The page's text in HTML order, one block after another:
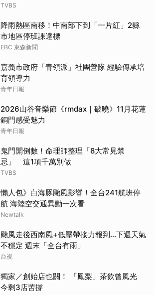
TVBS
降雨熱區南移！中南部下到「一片紅」2縣
市地區停班課達標
EBC 東森新聞
嘉義市政府「青領派」社團營隊 經驗傳承培
育領導力
青年日報
2026山谷音樂節《rmdax｜破曉》11月花蓮
銅門感受魅力
青年日報
鬼門開倒數！命理師整理「8大常見禁
忌」 這1項千萬別做
TVBS
懶人包》白海豚颱風影響！全台241航班停
航 海陸空交通異動一次看
Newtalk
颱風走後西南風+低壓帶接力報到...下週天氣
不穩定 週末「全台有雨」
台視
獨家／創始店也關！ 「鳳梨」茶飲曾風光
今剩3店苦撐